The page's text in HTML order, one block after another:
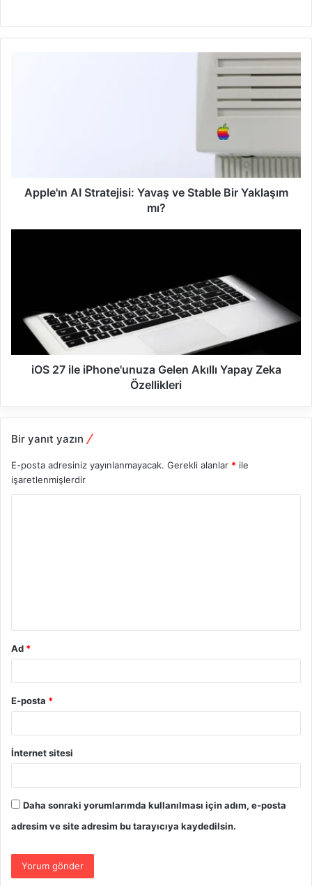
b
Apple'ın AI Stratejisi: Yavaş ve Stable Bir Yaklaşım
mı?
iOS 27 ile iPhone'unuza Gelen Akıllı Yapay Zeka
Özellikleri
Bir yanıt yazın
E-posta adresiniz yayınlanmayacak. Gerekli alanlar * ile
işaretlenmişlerdir
Ad *
E-posta *
İnternet sitesi
Daha sonraki yorumlarımda kullanılması için adım, e-posta
adresim ve site adresim bu tarayıcıya kaydedilsin.